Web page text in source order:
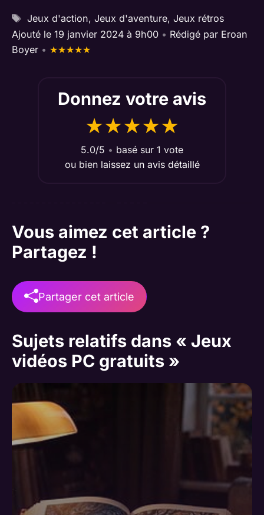
Étiquettes
Jeux d'action, Jeux d'aventure, Jeux rétros
Ajouté le 19 janvier 2024 à 9h00 • Rédigé par Eroan
Boyer • ★★★★★
Donnez votre avis
★★★★★
5.0/5 • basé sur 1 vote
ou bien laissez un avis détaillé
Vous aimez cet article ?
Partagez !
Partager cet article
Sujets relatifs dans « Jeux
vidéos PC gratuits »